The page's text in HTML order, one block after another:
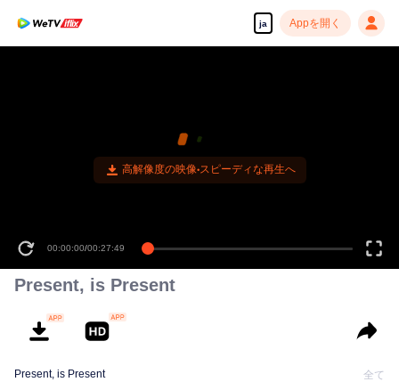
ja Appを開く
高解像度の映像•スピーディな再生へ
00:00:00/00:27:49
Present, is Present
Present, is Present 全て